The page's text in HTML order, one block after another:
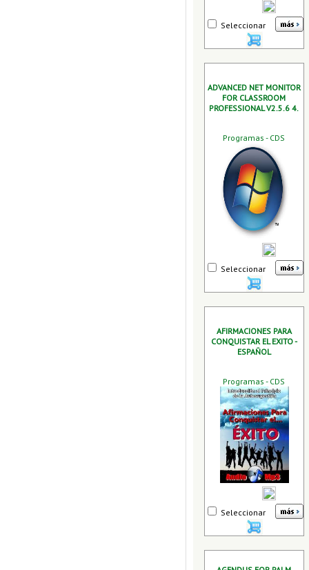
Seleccionar
ADVANCED NET MONITOR
FOR CLASSROOM
PROFESSIONAL V2.5.6 4.
Programas - CDS
Seleccionar
AFIRMACIONES PARA
CONQUISTAR EL EXITO -
ESPAÑOL
Programas - CDS
Seleccionar